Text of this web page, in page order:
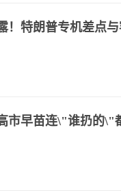
！特朗普专机差点
市早苗连\"谁扔的\"